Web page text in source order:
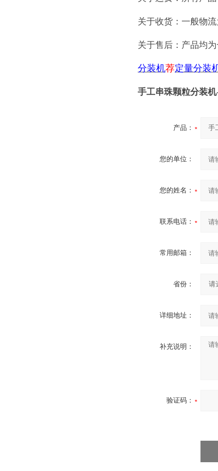
关于收货：一般物
关于售后：产品均
分装机荐定量分装
手工串珠颗粒分装
产品：
您的单位：
您的姓名：
联系电话：
常用邮箱：
省份：
详细地址：
补充说明：
验证码：